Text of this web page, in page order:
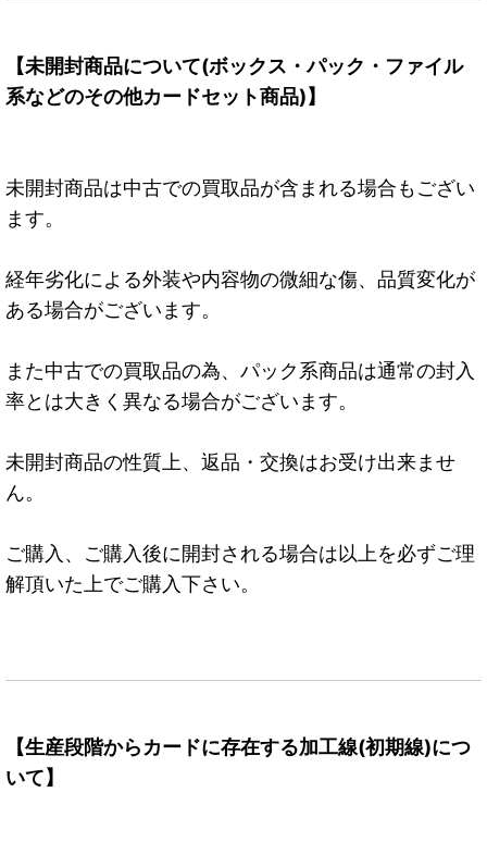
【未開封商品について(ボックス・パック・ファイル
系などのその他カードセット商品)】
未開封商品は中古での買取品が含まれる場合もござい
ます。
経年劣化による外装や内容物の微細な傷、品質変化が
ある場合がございます。
また中古での買取品の為、パック系商品は通常の封入
率とは大きく異なる場合がございます。
未開封商品の性質上、返品・交換はお受け出来ませ
ん。
ご購入、ご購入後に開封される場合は以上を必ずご理
解頂いた上でご購入下さい。
【生産段階からカードに存在する加工線(初期線)につ
いて】